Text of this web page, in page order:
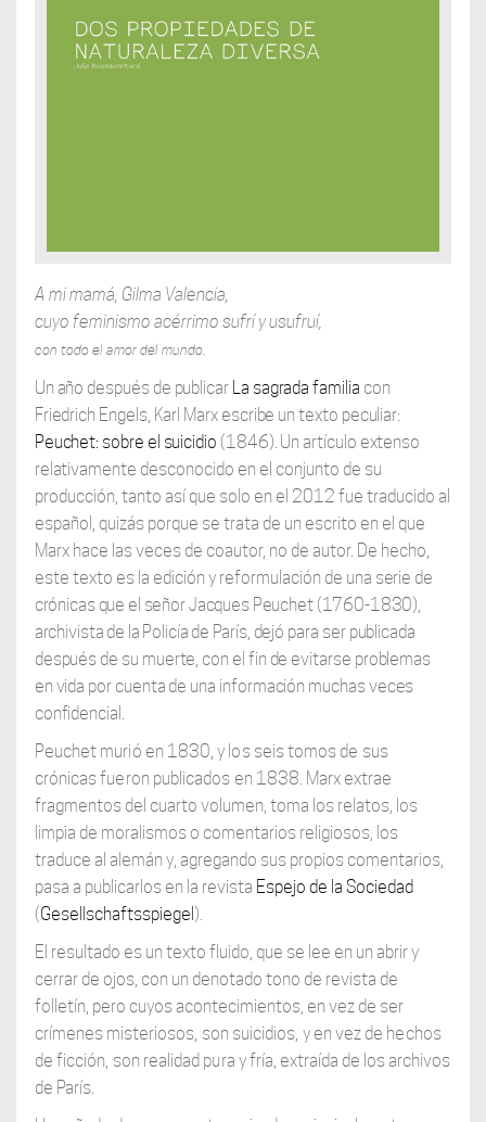
A mi mamá, Gilma Valencia,
cuyo feminismo acérrimo sufrí yusufruí,
con todo el amor del mundo.
Un año después de publicar La sagrada familia con
Friedrich Engels, Karl Marx escribe un texto peculiar:
Peuchet: sobre el suicidio (1846). Un artículo extenso
relativamente desconocido en el conjunto de su
producción, tanto así que solo en el 2012 fue traducido al
español, quizás porque se trata de un escrito en el que
Marx hace las veces de coautor, no de autor. De hecho,
este texto es la edición y reformulación de una serie de
crónicas que el señor Jacques Peuchet (1760-1830),
archivista de la Policía de París, dejó para ser publicada
después de su muerte, con el fin de evitarse problemas
en vida por cuenta de una información muchas veces
confidencial.
Peuchet murió en 1830, y los seis tomos de sus
crónicas fueron publicados en 1838. Marx extrae
fragmentos del cuarto volumen, toma los relatos, los
limpia de moralismos o comentarios religiosos, los
traduce al alemán y, agregando sus propios comentarios,
pasa a publicarlos en la revista Espejo de la Sociedad
(Gesellschaftsspiegel ).
El resultado es un texto fluido, que se lee en un abrir y
cerrar de ojos, con un denotado tono de revista de
folletín, pero cuyos acontecimientos, en vez de ser
crímenes misteriosos, son suicidios, y en vez de hechos
de ficción, son realidad pura y fría, extraída de los archivos
de París.